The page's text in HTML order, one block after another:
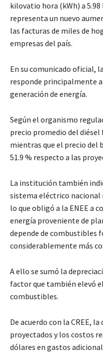
kilovatio hora (kWh) a
representa un nuevo
las facturas de miles de
empresas del país.
En su comunicado oficial,
responde principalmente
generación de energía.
Según el organismo
precio promedio del diésel
mientras que el precio del
51.9 % respecto a las
La institución también
sistema eléctrico nacional
lo que obligó a la ENEE a
energía proveniente de
depende de combustibles
considerablemente más
A ello se sumó la
factor que también elevó
combustibles.
De acuerdo con la CREE,
proyectados y los costos
dólares en gastos